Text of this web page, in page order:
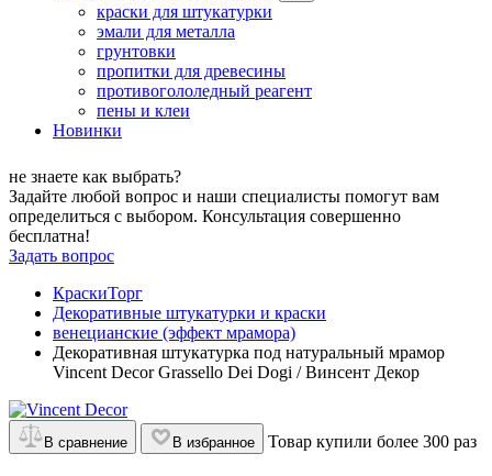
краски для штукатурки
эмали для металла
грунтовки
пропитки для древесины
противогололедный реагент
пены и клеи
Новинки
не знаете как выбрать?
Задайте любой вопрос и наши специалисты помогут вам
определиться с выбором. Консультация совершенно
бесплатна!
Задать вопрос
КраскиТорг
Декоративные штукатурки и краски
венецианские (эффект мрамора)
Декоративная штукатурка под натуральный мрамор
Vincent Decor Grassello Dei Dogi / Винсент Декор
В сравнение В избранное Товар купили более 300 раз